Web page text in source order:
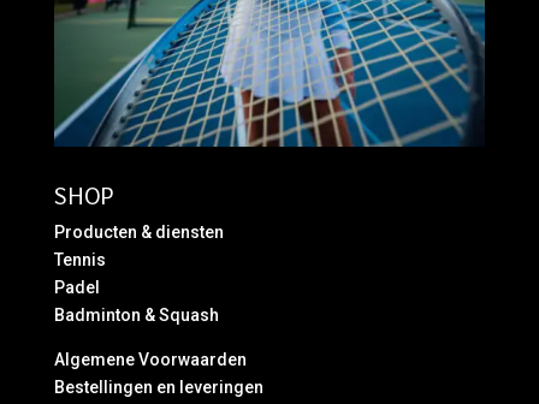
SHOP
Producten & diensten
Tennis
Padel
Badminton & Squash
Algemene Voorwaarden
Bestellingen en leveringen